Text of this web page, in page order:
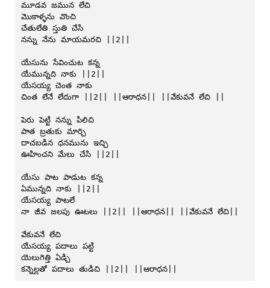
మూడవ జమున లేచి
మొకాళ్ళను వొంచి
చేతులేతి స్తుతి చేసి
నన్ను నేను మాయమరచి ||2||
యేసును సేవించుట కన్న
యేమున్నది నాకు ||2||
యేసయ్య చెంత నాకు
చింత లేనే లేదుగా ||2|| ||ఆరాధన|| ||వేకువనే లేచి ||
పెరు పెట్టి నన్ను పిలిచి
పాత బ్రతుకు మార్చి
దాచబడిన ధనమును ఇచ్చి
ఊహించని మేలు చేసి ||2||
యేసు పాట పాడుట కన్న
ఏమున్నది నాకు ||2||
యేసయ్య పాటలే
నా జీవ జలపు ఊటలు ||2|| ||ఆరాధన|| ||వేకువనే లేచి||
వేకువనే లేచి
యేసయ్య పదాలు పట్టి
యెలుగెత్తి ఏడ్చి
కన్నెల్లతో పదాలు తుడిచి ||2|| ||ఆరాధన||